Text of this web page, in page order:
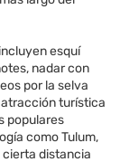
esquí
nadar con
por la selva
turística
populares
como Tulum,
cierta distancia